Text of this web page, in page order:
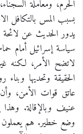
الحرم، ومعاملة
بسبب المس بالتكافل
يدور الحديث عن
لاتضح الأمر، لكنه
الحقيقة وتحديها
عاتق قوات الأمن،
عنيف وبالإقالة.
وضع خطير. هم